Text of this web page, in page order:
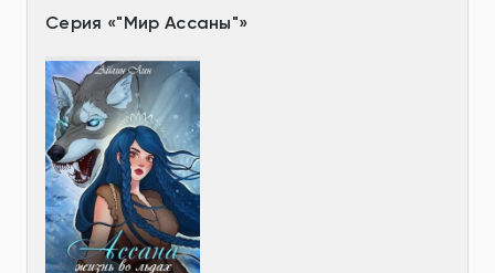
Серия «"Мир Ассаны"»